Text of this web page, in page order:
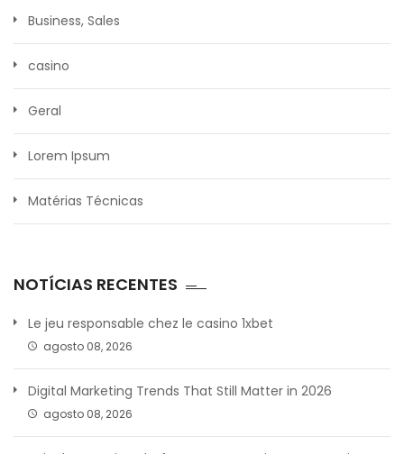
Business, Sales
casino
Geral
Lorem Ipsum
Matérias Técnicas
NOTÍCIAS RECENTES
Le jeu responsable chez le casino 1xbet
agosto 08, 2026
Digital Marketing Trends That Still Matter in 2026
agosto 08, 2026